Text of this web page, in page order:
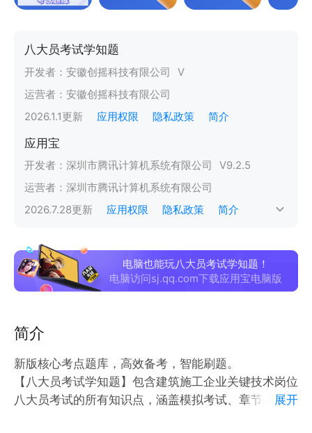
八大员考试学知题
开发者： 安徽创摇科技有限公司
V
运营者： 安徽创摇科技有限公司
2026.1.1更新 应用权限 隐私政策 简介
应用宝
开发者： 深圳市腾讯计算机系统有限公司 V9.2.5
运营者： 深圳市腾讯计算机系统有限公司
2026.7.28更新 应用权限 隐私政策 简介
电脑也能玩八大员考试学知题！
电脑访问sj.qq.com下载应用宝电脑版
简介
新版核心考点题库，高效备考，智能刷题。
【八大员考试学知题】包含建筑施工企业关键技术岗位
八大员考试的所有知识点，涵盖模拟考试、章节练习、
展开